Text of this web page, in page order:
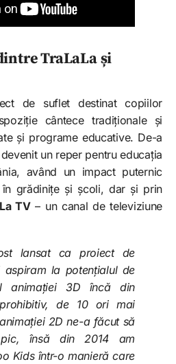
TraLaLa și
de suflet destinat copiilor
cântece tradiționale și
și programe educative. De-a
un reper pentru educația
având un impact puternic
în grădinițe și școli, dar și prin
TV– un canal de televiziune
lansat ca proiect de
aspiram la potențialul de
animației 3D încă din
de 10 ori mai
2D ne-a făcut să
însă din 2014 am
Kids într-o manieră care